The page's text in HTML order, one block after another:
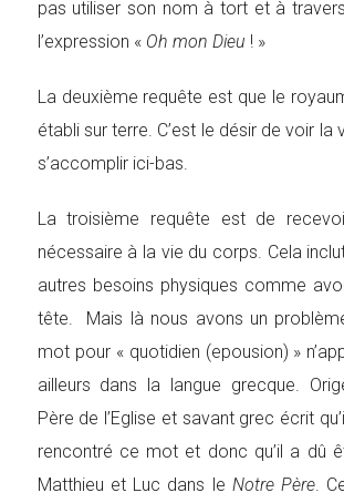
pas utiliser son nom à tort et à
l’expression « Oh mon Dieu ! »
La deuxième requête est que le
établi sur terre. C’est le désir de voir la
s’accomplir ici-bas.
La troisième requête est de
nécessaire à la vie du corps. Cela
autres besoins physiques comme
tête. Mais là nous avons un
mot pour « quotidien (epousion) »
ailleurs dans la langue grecque.
Père de l’Eglise et savant grec écrit
rencontré ce mot et donc qu’il a dû
Matthieu et Luc dans le Notre Père.